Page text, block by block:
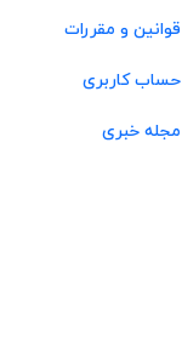
قوانین و مقررات
حساب کاربری
مجله خبری